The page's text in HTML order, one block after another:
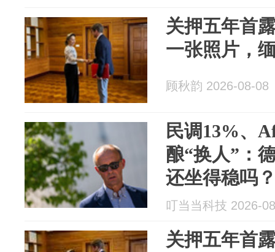
关押五年首
一张照片，
顾秋韵 2026-08-08
民调13%、
酿“换人”：
还坐得稳吗
叮当当科技 2026-
关押五年首